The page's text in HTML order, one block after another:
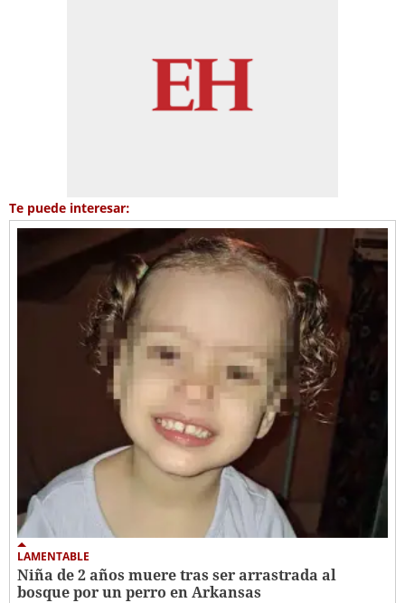
Te puede interesar:
LAMENTABLE
Niña de 2 años muere tras ser arrastrada al
bosque por un perro en Arkansas